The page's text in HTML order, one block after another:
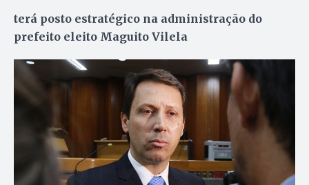
terá posto estratégico na administração do
prefeito eleito Maguito Vilela